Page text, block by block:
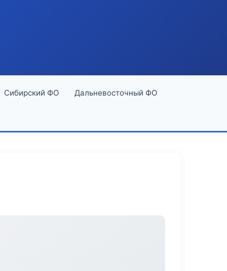
Сибирский ФО Дальневосточный ФО